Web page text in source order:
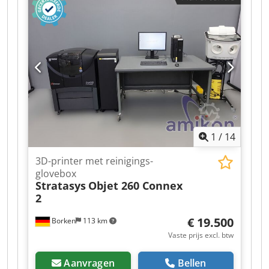
Aae Rekr Beschikbaar zijn: 1× zwarte printer 1×
witte printer Beide apparaten zijn circa 2 jaar
oud, volledig functioneel en verkeren in goede,
verzorgde staat. De printers waren tot voor kort
in gebruik en kunnen direct worden
overgenomen. Ideaal voor industriële markering,
productcodering en verpakkingsbedrukking.
Direct beschikbaar. Bezichtiging op afspraak
mogelijk.
1 / 14
Borken 113 km
3D-printer met reinigings-
glovebox
Stratasys Objet 260 Connex
2
€ 19.500
Vaste prijs excl. btw
Aanvragen Bellen